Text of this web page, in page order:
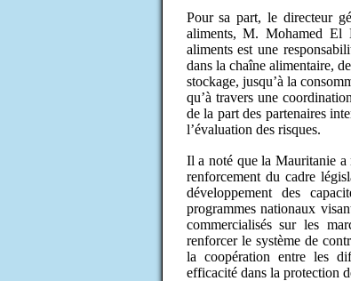
Pour sa part, le directeur
aliments, M. Mohamed El
aliments est une
dans la chaîne alimentaire,
stockage, jusqu’à la
qu’à travers une
de la part des partenaires
l’évaluation des risques.
Il a noté que la Mauritanie a
renforcement du cadre
développement des
programmes nationaux
commercialisés sur les
renforcer le système de
la coopération entre les
efficacité dans la protection